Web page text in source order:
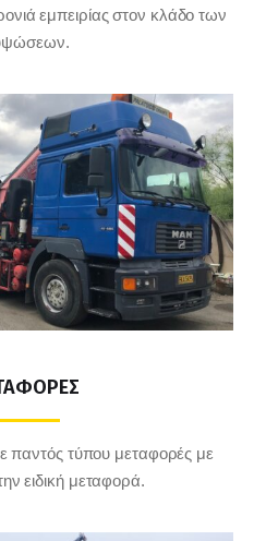
εμπειρίας στον κλάδο των
παντός τύπου μεταφορές με
ειδική μεταφορά.